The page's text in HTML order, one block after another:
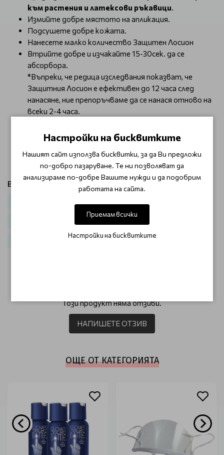
към растения и латексови ръкавици.
Измийте добре мястото на апликация.
Подсушете добре кожата.
Нанесете малко количество Защитен Лосион
Втрийте добре и изчакайте 15-30сек. да се
абсорбора.
*Въпреки, че редица изследвания показват, че
Защитния Лосион е ефективен до 12 часа след
нанасяне, ние препоръчваме да се нанася отново на
всеки 2-4 часа.
Gloves In A Bottle в близост до очите! При
контакт с очите, бързо измийте очите с
хладка вода.
Виж продукти от категория:
Еднократни материали и дезинфектанти
Този продукт няма отзиви.
НАПИШЕТЕ ОТЗИВ
ОЩЕ ОТ КАТЕГОРИЯТА
Настройки на бисквитките
Нашият сайт използва бисквитки, за да Ви предложи
по-добро пазаруване. Те ни позволяват да
анализираме по-добре Вашите нужди и да подобрим
работата на сайта.
Приемам всички
Настройки на бисквитките